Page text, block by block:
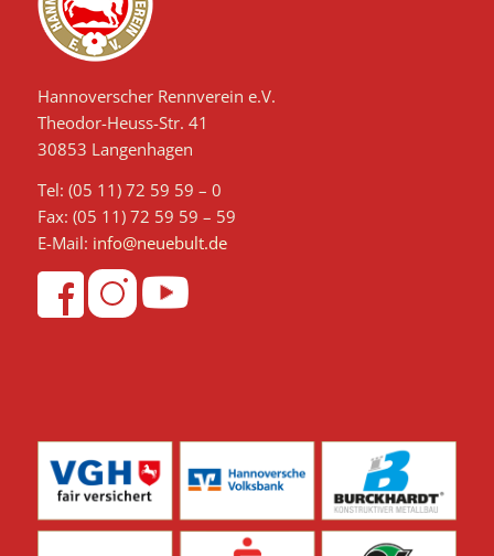
Hannoverscher Rennverein e.V.
Theodor-Heuss-Str. 41
30853 Langenhagen
Tel: (05 11) 72 59 59 – 0
Fax: (05 11) 72 59 59 – 59
E-Mail: info@neuebult.de